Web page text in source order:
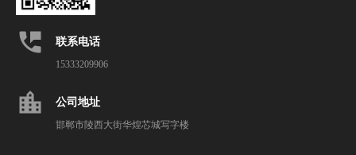
perm_phone_msg 联系电话
15333209906
location_city 公司地址
邯郸市陵西大街华煌芯城写字楼